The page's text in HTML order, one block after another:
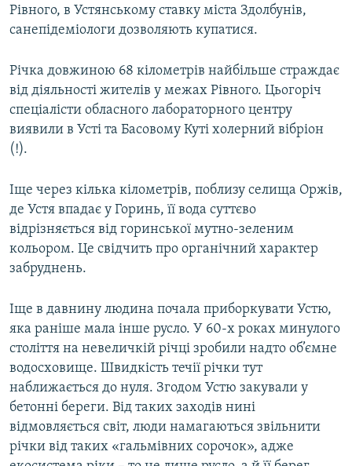
Рівного, в Устянському ставку міста Здолбунів,
санепідеміологи дозволяють купатися.
Річка довжиною 68 кілометрів найбільше страждає
від діяльності жителів у межах Рівного. Цьогоріч
спеціалісти обласного лабораторного центру
виявили в Усті та Басовому Куті холерний вібріон
(!).
Іще через кілька кілометрів, поблизу селища Оржів,
де Устя впадає у Горинь, її вода суттєво
відрізняється від горинської мутно-зеленим
кольором. Це свідчить про органічний характер
забруднень.
Іще в давнину людина почала приборкувати Устю,
яка раніше мала інше русло. У 60-х роках минулого
століття на невеличкій річці зробили надто об’ємне
водосховище. Швидкість течії річки тут
наближається до нуля. Згодом Устю закували у
бетонні береги. Від таких заходів нині
відмовляється світ, люди намагаються звільнити
річки від таких «гальмівних сорочок», адже